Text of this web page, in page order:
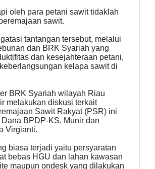
oleh para petani sawit tidaklah
sawit.
tantangan tersebut, melalui
dan BRK Syariah yang
dan kesejahteraan petani,
kelapa sawit di
BRK Syariah wilayah Riau
melakukan diskusi terkait
Sawit Rakyat (PSR) ini
BPDP-KS, Munir dan
Virgianti.
biasa terjadi yaitu persyaratan
bebas HGU dan lahan kawasan
maupun ondesk yang dilakukan